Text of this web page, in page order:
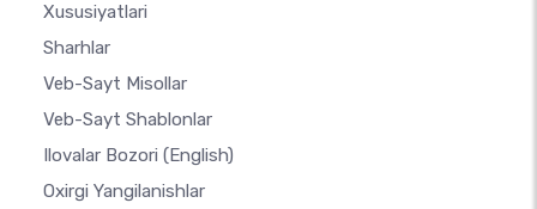
Xususiyatlari
Sharhlar
Veb-Sayt Misollar
Veb-Sayt Shablonlar
Ilovalar Bozori (English)
Oxirgi Yangilanishlar